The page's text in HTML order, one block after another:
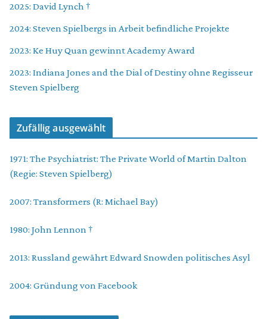
2025: David Lynch †
2024: Steven Spielbergs in Arbeit befindliche Projekte
2023: Ke Huy Quan gewinnt Academy Award
2023: Indiana Jones and the Dial of Destiny ohne Regisseur
Steven Spielberg
Zufällig ausgewählt
1971: The Psychiatrist: The Private World of Martin Dalton
(Regie: Steven Spielberg)
2007: Transformers (R: Michael Bay)
1980: John Lennon †
2013: Russland gewährt Edward Snowden politisches Asyl
2004: Gründung von Facebook